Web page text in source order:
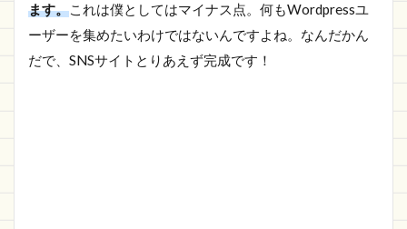
ます。これは僕としてはマイナス点。何もWordpressユ
ーザーを集めたいわけではないんですよね。なんだかん
だで、SNSサイトとりあえず完成です！